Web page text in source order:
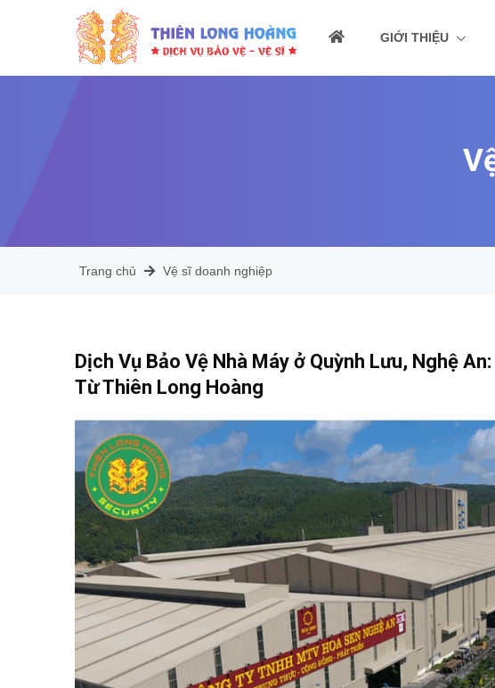
GIỚI THIỆU
Trang chủ Vệ sĩ doanh nghiệp
Dịch Vụ Bảo Vệ Nhà Máy ở Quỳnh Lưu, Nghệ
Từ Thiên Long Hoàng